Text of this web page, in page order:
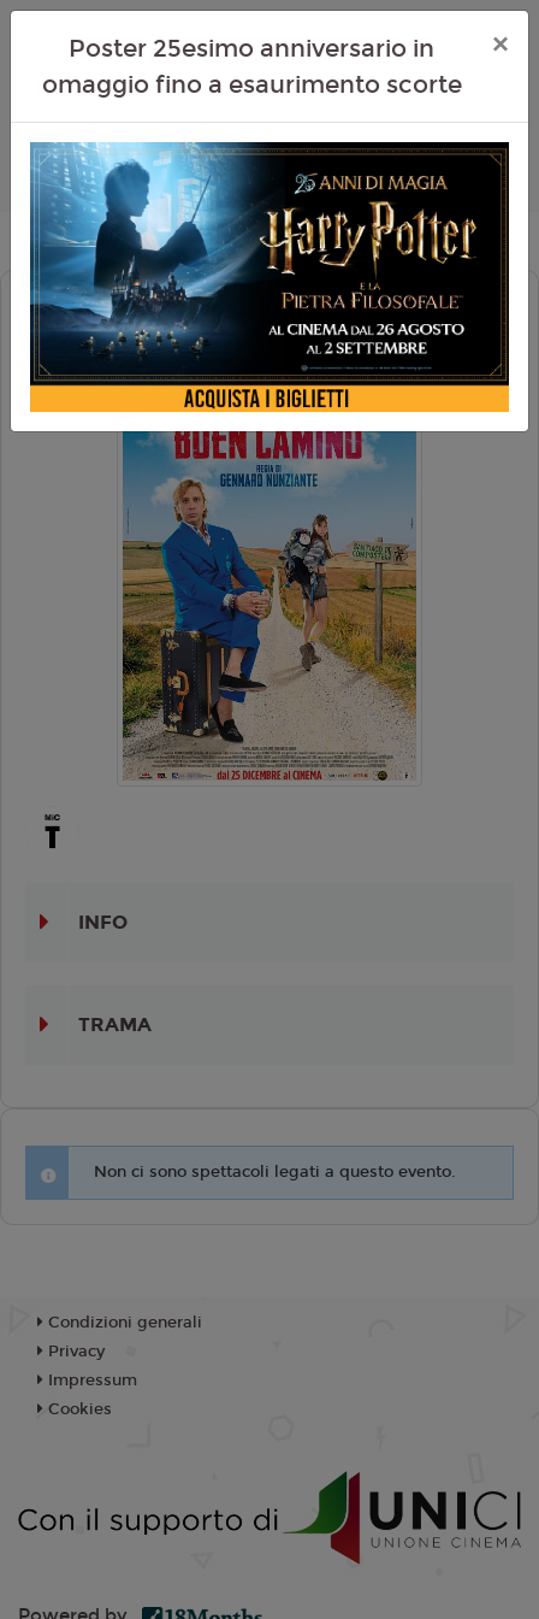
BUEN CAMINO
INFO
TRAMA
Non ci sono spettacoli legati a questo evento.
Poster 25esimo anniversario in
omaggio fino a esaurimento scorte
×
Condizioni generali
Privacy
Impressum
Cookies